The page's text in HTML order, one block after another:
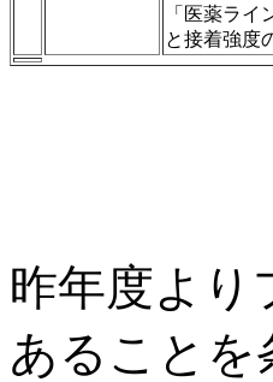
「医薬ラ
と接着強度
昨年度より
あることを